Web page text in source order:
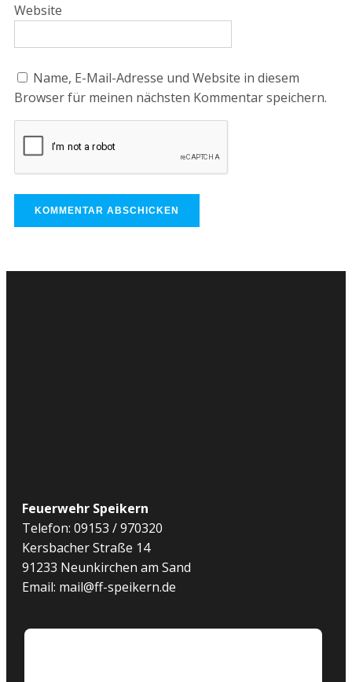
Website
Name, E-Mail-Adresse und Website in diesem
Browser für meinen nächsten Kommentar speichern.
Feuerwehr Speikern
Telefon: 09153 / 970320
Kersbacher Straße 14
91233 Neunkirchen am Sand
Email: mail@ff-speikern.de